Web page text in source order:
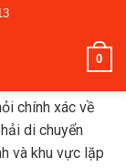
0
chính xác về
di chuyển
và khu vực lặp